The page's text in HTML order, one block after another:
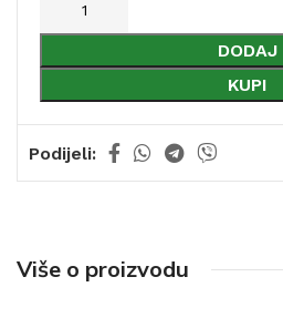
DODAJ
KUPI
Podijeli:
Više o proizvodu